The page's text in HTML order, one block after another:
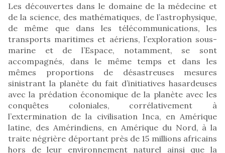
Les découvertes dans le domaine de la médecine et
de la science, des mathématiques, de l’astrophysique,
de même que dans les télécommunications, les
transports maritimes et aériens, l’exploration sous-
marine et de l’Espace, notamment, se sont
accompagnés, dans le même temps et dans les
mêmes proportions de désastreuses mesures
sinistrant la planète du fait d’initiatives hasardeuses
avec la prédation économique de la planète avec les
conquêtes coloniales, corrélativement à
l’extermination de la civilisation Inca, en Amérique
latine, des Amérindiens, en Amérique du Nord, à la
traite négrière déportant près de 15 millions africains
hors de leur environnement naturel ainsi que la